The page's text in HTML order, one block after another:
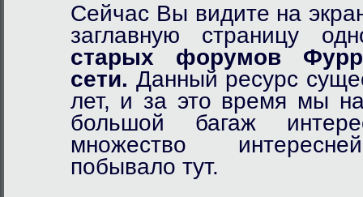
Сейчас Вы видите на
заглавную страницу
старых форумов
сети. Данный ресурс
лет, и за это время мы
большой багаж
множество
побывало тут.